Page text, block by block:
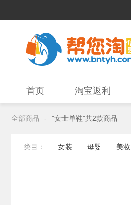
首页 淘宝返利
全部商品 - "女士单鞋"共2款商品
类目： 女装 母婴 美妆